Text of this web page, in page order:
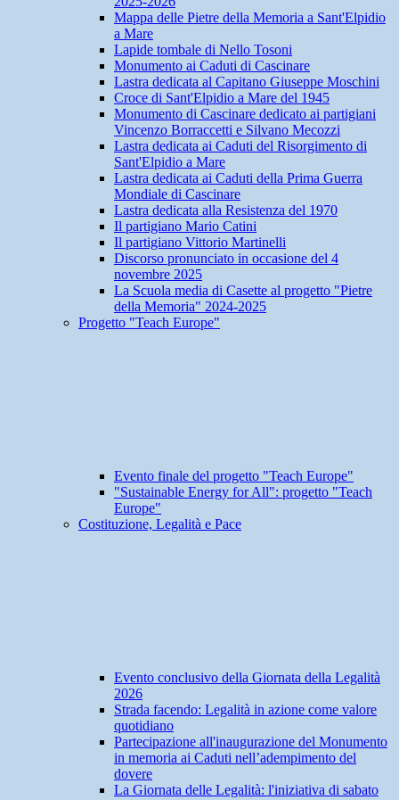
Mappa delle Pietre della Memoria a Sant'Elpidio
a Mare
Lapide tombale di Nello Tosoni
Monumento ai Caduti di Cascinare
Lastra dedicata al Capitano Giuseppe Moschini
Croce di Sant'Elpidio a Mare del 1945
Monumento di Cascinare dedicato ai partigiani
Vincenzo Borraccetti e Silvano Mecozzi
Lastra dedicata ai Caduti del Risorgimento di
Sant'Elpidio a Mare
Lastra dedicata ai Caduti della Prima Guerra
Mondiale di Cascinare
Lastra dedicata alla Resistenza del 1970
Il partigiano Mario Catini
Il partigiano Vittorio Martinelli
Discorso pronunciato in occasione del 4
novembre 2025
La Scuola media di Casette al progetto "Pietre
della Memoria" 2024-2025
Progetto "Teach Europe"
Evento finale del progetto "Teach Europe"
"Sustainable Energy for All": progetto "Teach
Europe"
Costituzione, Legalità e Pace
Evento conclusivo della Giornata della Legalità
2026
Strada facendo: Legalità in azione come valore
quotidiano
Partecipazione all'inaugurazione del Monumento
in memoria ai Caduti nell’adempimento del
dovere
La Giornata delle Legalità: l'iniziativa di sabato